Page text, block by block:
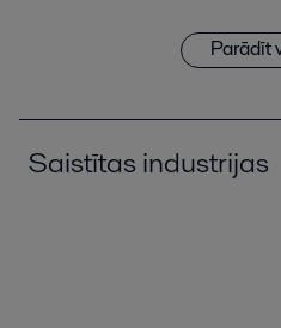
Parādīt
Saistītas industrijas